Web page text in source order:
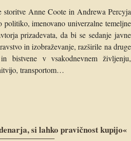
Anne Coote in Andrewa Percyja
politiko, imenovano univerzalne temeljne
prizadevata, da bi se sedanje javne
in izobraževanje, razširile na druge
bistvene v vsakodnevnem življenju,
transportom…
si lahko pravičnost kupijo«